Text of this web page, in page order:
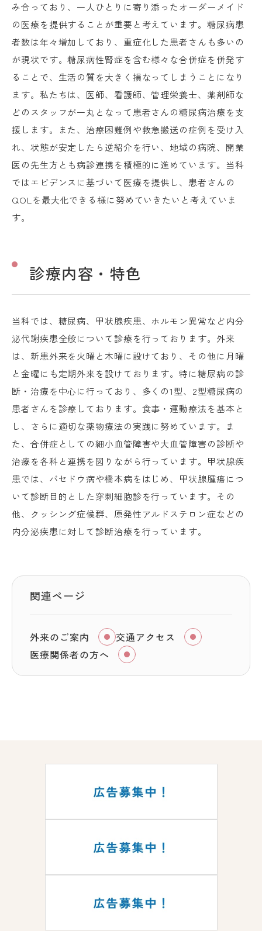
み合っており、一人ひとりに寄り添ったオーダーメイド
の医療を提供することが重要と考えています。糖尿病患
者数は年々増加しており、重症化した患者さんも多いの
が現状です。糖尿病性腎症を含む様々な合併症を併発す
ることで、生活の質を大きく損なってしまうことになり
ます。私たちは、医師、看護師、管理栄養士、薬剤師な
どのスタッフが一丸となって患者さんの糖尿病治療を支
援します。また、治療困難例や救急搬送の症例を受け入
れ、状態が安定したら逆紹介を行い、地域の病院、開業
医の先生方とも病診連携を積極的に進めています。当科
ではエビデンスに基づいて医療を提供し、患者さんの
QOLを最大化できる様に努めていきたいと考えていま
す。
診療内容・特色
当科では、糖尿病、甲状腺疾患、ホルモン異常など内分
泌代謝疾患全般について診療を行っております。外来
は、新患外来を火曜と木曜に設けており、その他に月曜
と金曜にも定期外来を設けております。特に糖尿病の診
断・治療を中心に行っており、多くの1型、2型糖尿病の
患者さんを診療しております。食事・運動療法を基本と
し、さらに適切な薬物療法の実践に努めています。ま
た、合併症としての細小血管障害や大血管障害の診断や
治療を各科と連携を図りながら行っています。甲状腺疾
患では、バセドウ病や橋本病をはじめ、甲状腺腫瘍につ
いて診断目的とした穿刺細胞診を行っています。その
他、クッシング症候群、原発性アルドステロン症などの
内分泌疾患に対して診断治療を行っています。
関連ページ
外来のご案内
交通アクセス
医療関係者の方へ